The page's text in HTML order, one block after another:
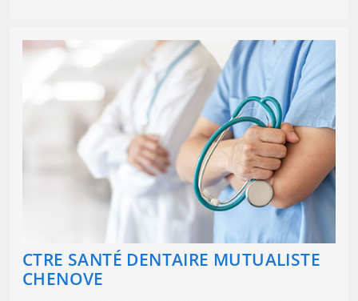
CTRE SANTÉ DENTAIRE MUTUALISTE
CHENOVE